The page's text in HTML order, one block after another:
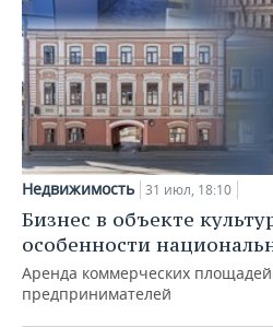
Недвижимость 31 июл, 18:10
Бизнес в объекте
особенности
Аренда коммерческих
предпринимателей